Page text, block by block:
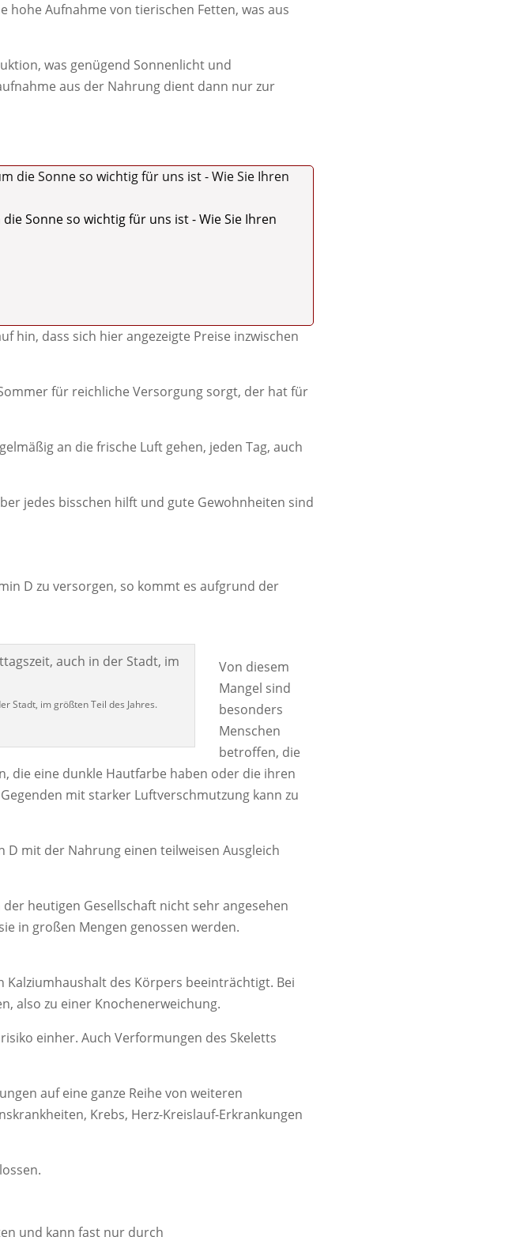
Aufnahme von tierischen Fetten, was aus
was genügend Sonnenlicht und
aus der Nahrung dient dann nur zur
Sonne so wichtig für uns ist - Wie Sie Ihren
hin, dass sich hier angezeigte Preise inzwischen
für reichliche Versorgung sorgt, der hat für
an die frische Luft gehen, jeden Tag, auch
jedes bisschen hilft und gute Gewohnheiten sind
D zu versorgen, so kommt es aufgrund der
Stadt, im größten Teil des Jahres.
Von diesem
Mangel sind
besonders
Menschen
betroffen, die
die eine dunkle Hautfarbe haben oder die ihren
mit starker Luftverschmutzung kann zu
mit der Nahrung einen teilweisen Ausgleich
heutigen Gesellschaft nicht sehr angesehen
in großen Mengen genossen werden.
Kalziumhaushalt des Körpers beeinträchtigt. Bei
also zu einer Knochenerweichung.
einher. Auch Verformungen des Skeletts
auf eine ganze Reihe von weiteren
Krebs, Herz-Kreislauf-Erkrankungen
und kann fast nur durch